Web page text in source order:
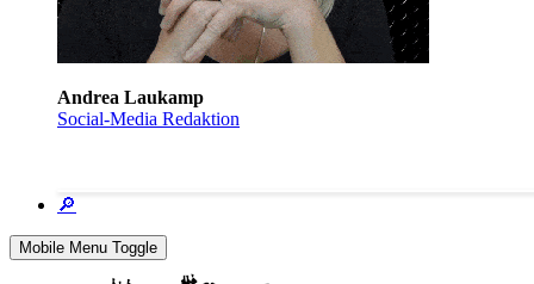
Andrea Laukamp
Social-Media Redaktion
🔎
Mobile Menu Toggle